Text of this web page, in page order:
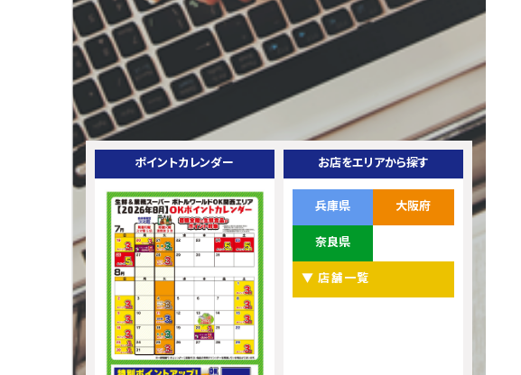
ポイントカレンダー お店をエリアから探す
兵庫県 大阪府
奈良県
▼ 店舗一覧